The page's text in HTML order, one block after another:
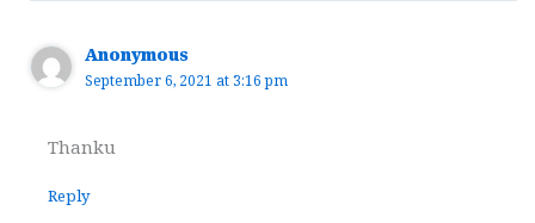
Anonymous
September 6, 2021 at 3:16 pm
Thanku
Reply